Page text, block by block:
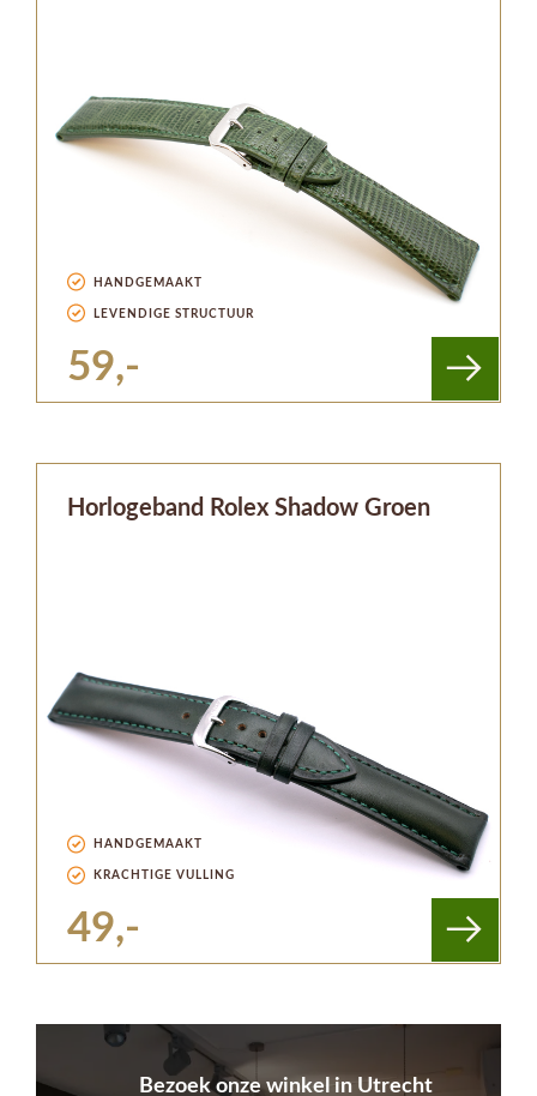
HANDGEMAAKT
LEVENDIGE STRUCTUUR
59,-
Horlogeband Rolex Shadow Groen
HANDGEMAAKT
KRACHTIGE VULLING
49,-
Bezoek onze winkel in Utrecht